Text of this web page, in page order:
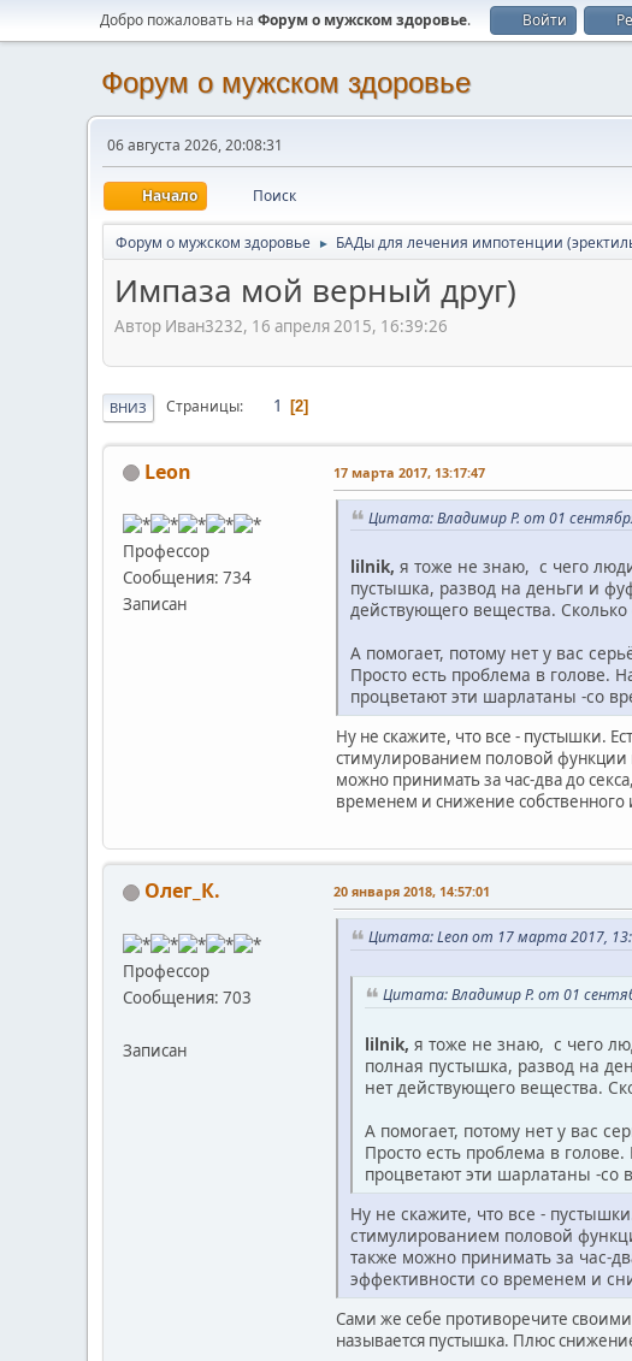
Добро пожаловать на Форум о мужском здоровье. Войти
Форум о мужском здоровье
06 августа 2026, 20:08:31
Начало Поиск
Форум о мужском здоровье ► БАДы для лечения импотенции
Импаза мой верный друг)
Автор Иван3232, 16 апреля 2015, 16:39:26
ВНИЗ Страницы 1 2
Leon
Профессор
Сообщения: 734
Записан
17 марта 2017, 13:17:47
Цитата: Владимир Р. от 01
lilnik, я тоже не знаю, с чего
пустышка, развод на деньги и
действующего вещества.
А помогает, потому нет у вас
Просто есть проблема в голове.
процветают эти шарлатаны -со
Ну не скажите, что все - пустышки.
стимулированием половой функции
можно принимать за час-два до
временем и снижение собственного
Олег_К.
Профессор
Сообщения: 703
Записан
20 января 2018, 14:57:01
Цитата: Leon от 17 марта 2017,
Цитата: Владимир Р. от 01
lilnik, я тоже не знаю, с чего
полная пустышка, развод на
нет действующего вещества.
А помогает, потому нет у вас
Просто есть проблема в
процветают эти шарлатаны -
Ну не скажите, что все -
стимулированием половой
также можно принимать за час-
эффективности со временем и
Сами же себе противоречите
называется пустышка. Плюс